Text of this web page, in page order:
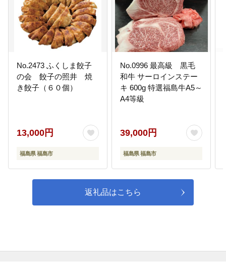
５ 子どもの夢を育むまち
災害が子どもに与える影響は大き
どもに関する施策・環境を充実
し、子どもたちや子育て世代から
「住みたい！」と選ばれるまちを
目指します。
６ 高齢者や障がい者、誰にでもや
さしい共生社会
モデル的な共生社会を目指し、高
齢者、障がい者をはじめ、誰もが
安心していきいきと暮らせる地域
社会の形成、医療・福祉・健康づ
くりを進めます。
にぎわいづくり、産業振興などに
No.2473 ふくしま餃子
の会 餃子の照井 焼
き餃子（６０個）
13,000円
福島県 福島市
No.0996 最高級 黒毛
和牛 サーロインステー
キ 600g 特選福島牛A5～
A4等級
39,000円
福島県 福島市
返礼品はこちら